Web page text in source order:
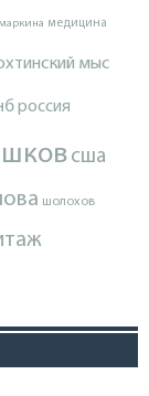
маркина медицина
мыс
россия
сша
шолохов